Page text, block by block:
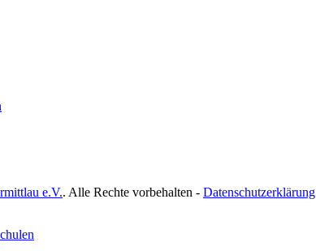
e.V.. Alle Rechte vorbehalten - Datenschutzerklärung